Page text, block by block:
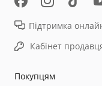
Покупцям
Підтримка
Кабінет